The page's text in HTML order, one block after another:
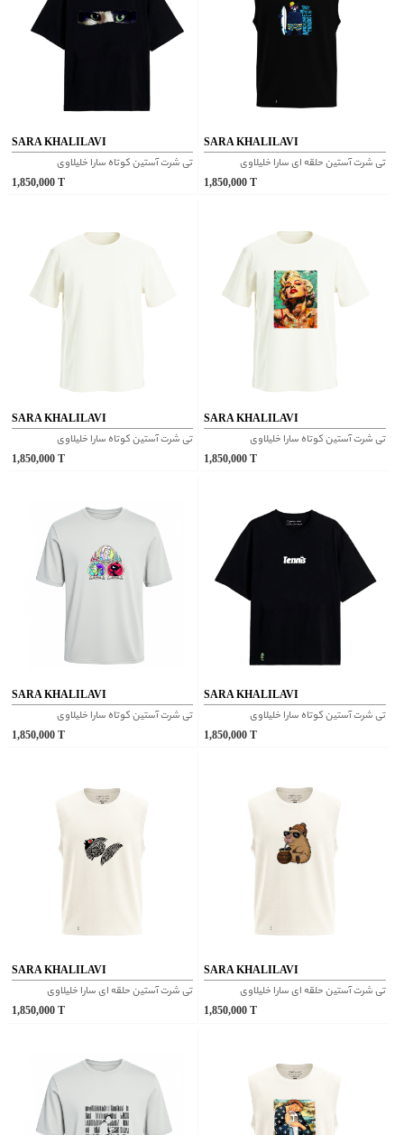
SARA KHALILAVI
تی شرت آستین کوتاه سارا خلیلاوی
1,850,000T
SARA KHALILAVI
تی شرت آستین حلقه ای سارا خلیلاوی
1,850,000 T
SARA KHALILAVI
تی شرت آستین کوتاه سارا خلیلاوی
1,850,000T
SARA KHALILAVI
تی شرت آستین کوتاه سارا خلیلاوی
1,850,000 T
SARA KHALILAVI
تی شرت آستین کوتاه سارا خلیلاوی
1,850,000T
SARA KHALILAVI
تی شرت آستین کوتاه سارا خلیلاوی
1,850,000 T
SARA KHALILAVI
تی شرت آستین حلقه ای سارا خلیلاوی
1,850,000T
SARA KHALILAVI
تی شرت آستین حلقه ای سارا خلیلاوی
1,850,000 T